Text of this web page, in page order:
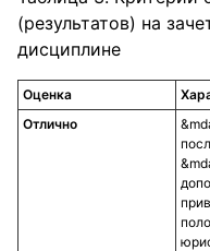
(результатов) на
дисциплине
Оценка
Отлично